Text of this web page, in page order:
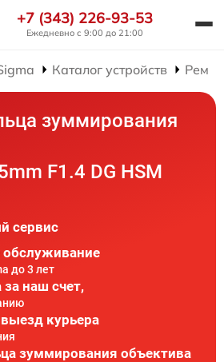
+7 (343) 226-93-53
Ежедневно с 9:00 до 21:00
Каталог устройств
зуммирования
F1.4 DG HSM
сервис
обслуживание
до 3 лет
наш счет,
курьера
зуммирования объектива